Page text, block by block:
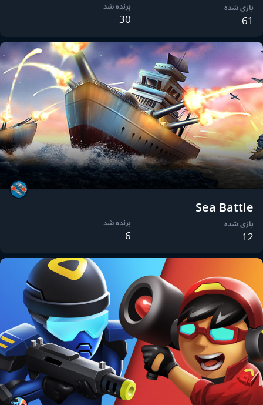
بازی شده
61
برنده شد
30
Sea Battle
بازی شده
12
برنده شد
6